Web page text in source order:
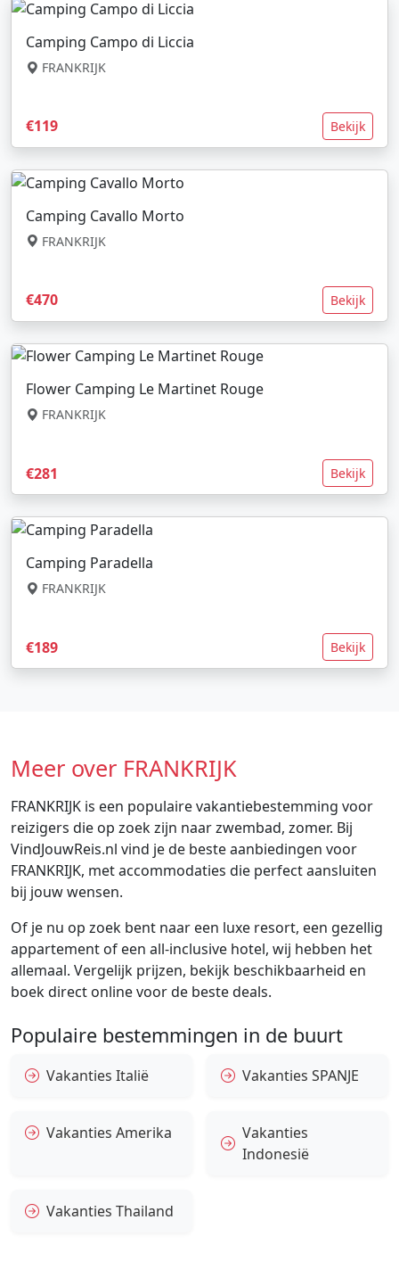
Camping Campo di Liccia
FRANKRIJK
€119 Bekijk
Camping Cavallo Morto
FRANKRIJK
€470 Bekijk
Flower Camping Le Martinet Rouge
FRANKRIJK
€281 Bekijk
Camping Paradella
FRANKRIJK
€189 Bekijk
Meer over FRANKRIJK
FRANKRIJK is een populaire vakantiebestemming voor
reizigers die op zoek zijn naar zwembad, zomer. Bij
VindJouwReis.nl vind je de beste aanbiedingen voor
FRANKRIJK, met accommodaties die perfect aansluiten
bij jouw wensen.
Of je nu op zoek bent naar een luxe resort, een gezellig
appartement of een all-inclusive hotel, wij hebben het
allemaal. Vergelijk prijzen, bekijk beschikbaarheid en
boek direct online voor de beste deals.
Populaire bestemmingen in de buurt
Vakanties Italië Vakanties SPANJE
Vakanties Amerika
Vakanties
Indonesië
Vakanties Thailand